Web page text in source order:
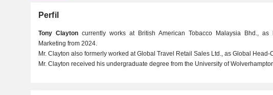
Perfil
Tony Claytoncurrently works at British American Tobacco Malaysia Bhd., as
Marketing from 2024.
Mr. Clayton also formerly worked at Global Travel Retail Sales Ltd., as Global Head-
Mr. Clayton received his undergraduate degree from the University of